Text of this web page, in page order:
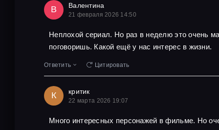
В Валентина
21 февраля 2026 14:50
Неплохой сериал. Но раз в неделю это очень
поговоришь. Какой ещё у нас интерес в жизни.
Ответить Цитировать
К критик
22 марта 2026 19:07
Много интересных персонажей в фильме. Но